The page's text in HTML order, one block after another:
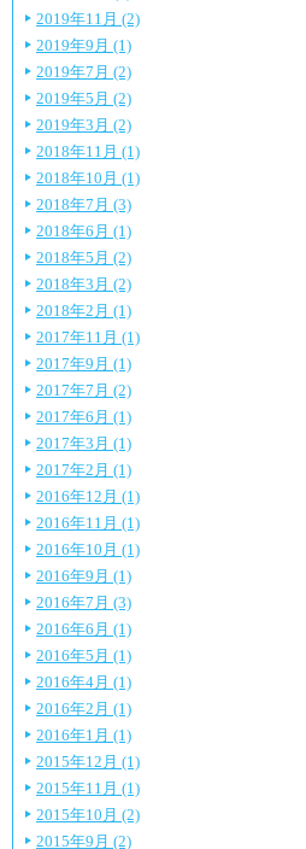
2019年11月 (2)
2019年9月 (1)
2019年7月 (2)
2019年5月 (2)
2019年3月 (2)
2018年11月 (1)
2018年10月 (1)
2018年7月 (3)
2018年6月 (1)
2018年5月 (2)
2018年3月 (2)
2018年2月 (1)
2017年11月 (1)
2017年9月 (1)
2017年7月 (2)
2017年6月 (1)
2017年3月 (1)
2017年2月 (1)
2016年12月 (1)
2016年11月 (1)
2016年10月 (1)
2016年9月 (1)
2016年7月 (3)
2016年6月 (1)
2016年5月 (1)
2016年4月 (1)
2016年2月 (1)
2016年1月 (1)
2015年12月 (1)
2015年11月 (1)
2015年10月 (2)
2015年9月 (2)